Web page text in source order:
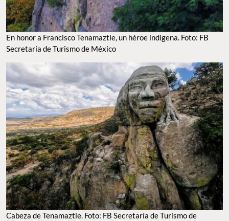
En honor a Francisco Tenamaztle, un héroe indígena. Foto: FB
Secretaría de Turismo de México
Cabeza de Tenamaztle. Foto: FB Secretaría de Turismo de